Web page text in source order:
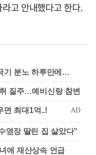
고 안내했다고 한다.
기 분노 하루만에…
질주…예비신랑 참변
영장 딸린 집 살았다"
에 재산상속 언급